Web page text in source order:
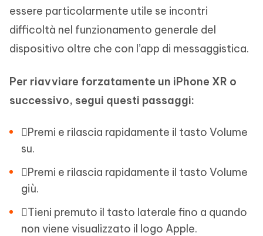
essere particolarmente utile se incontri
difficoltà nel funzionamento generale del
dispositivo oltre che con l’app di messaggistica.
Per riavviare forzatamente un iPhone XR o
successivo, segui questi passaggi:
Premi e rilascia rapidamente il tasto Volume
su.
Premi e rilascia rapidamente il tasto Volume
giù.
Tieni premuto il tasto laterale fino a quando
non viene visualizzato il logo Apple.